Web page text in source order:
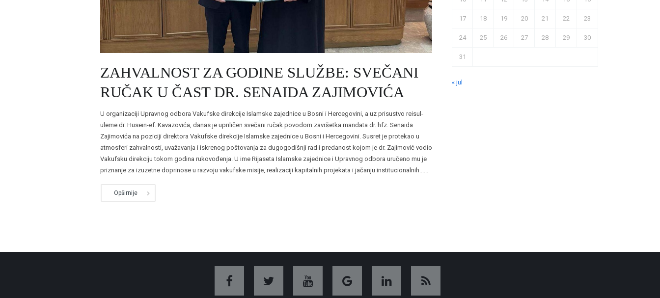
ZAHVALNOST ZA GODINE SLUŽBE: SVEČANI
RUČAK U ČAST DR. SENAIDA ZAJIMOVIĆA
U organizaciji Upravnog odbora Vakufske direkcije Islamske zajednice u Bosni i Hercegovini, a uz prisustvo reisul-
uleme dr. Husein-ef. Kavazovića, danas je upriličen svečani ručak povodom završetka mandata dr. hfz. Senaida
Zajimovića na poziciji direktora Vakufske direkcije Islamske zajednice u Bosni i Hercegovini. Susret je protekao u
atmosferi zahvalnosti, uvažavanja i iskrenog poštovanja za dugogodišnji rad i predanost kojom je dr. Zajimović vodio
Vakufsku direkciju tokom godina rukovođenja. U ime Rijaseta Islamske zajednice i Upravnog odbora uručeno mu je
priznanje za izuzetne doprinose u razvoju vakufske misije, realizaciji kapitalnih projekata i jačanju institucionalnih......
Opširnije
17 18 19 20 21 22 23
24 25 26 27 28 29 30
31
« jul